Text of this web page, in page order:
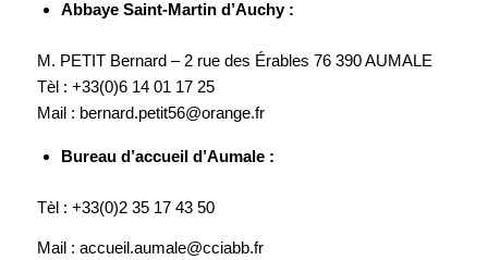
Abbaye Saint-Martin d’Auchy :
M. PETIT Bernard – 2 rue des Érables 76 390 AUMALE
Tèl : +33(0)6 14 01 17 25
Mail : bernard.petit56@orange.fr
Bureau d’accueil d’Aumale :
Tèl : +33(0)2 35 17 43 50
Mail : accueil.aumale@cciabb.fr